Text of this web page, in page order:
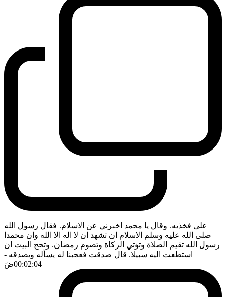
على فخذيه. وقال يا محمد اخبرني عن الاسلام. فقال رسول الله
صلى الله عليه وسلم الاسلام ان تشهد ان لا اله الا الله وان محمدا
رسول الله تقيم الصلاة وتؤتي الزكاة وتصوم رمضان. وتحج البيت ان
استطعت اليه سبيلا. قال صدقت فعجبنا له يسأله ويصدقه -
00:02:04ضَ